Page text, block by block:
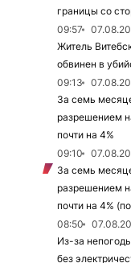
границы со
09:57
Житель
обвинен в
09:13
За семь
разрешением
почти на 4%
09:10
За семь
разрешением
почти на 4%
08:50
Из-за
без